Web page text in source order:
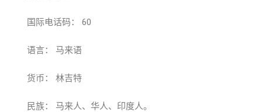
国际电话码： 60
语言： 马来语
货币： 林吉特
民族： 马来人、华人、印度人。